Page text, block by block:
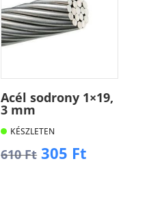
Acél sodrony 1×19,
3 mm
KÉSZLETEN
610Ft Original
305 Ft